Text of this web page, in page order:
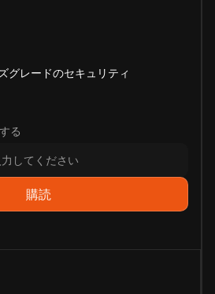
グレードのセキュリティ
る